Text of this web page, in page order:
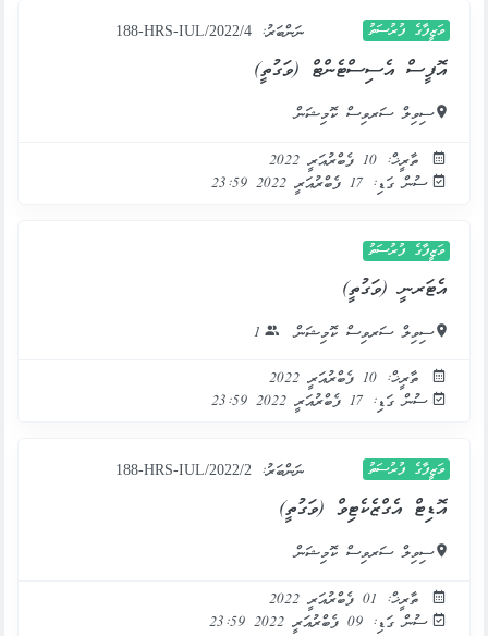
ވަޒީފާގެ ފުރުސަތު ނަންބަރު: 188-HRS-IUL/2022/4
އޮފީސް އެސިސްޓެންޓް (ވަގުތީ)
ސިވިލް ސަރވިސް ކޮމިޝަން
ތާރީޚް: 10 ފެބްރުއަރީ 2022
ސުން ގަޑި: 17 ފެބްރުއަރީ 2022 23:59
ވަޒީފާގެ ފުރުސަތު
އެޓަރނީ (ވަގުތީ)
ސިވިލް ސަރވިސް ކޮމިޝަން 1
ތާރީޚް: 10 ފެބްރުއަރީ 2022
ސުން ގަޑި: 17 ފެބްރުއަރީ 2022 23:59
ވަޒީފާގެ ފުރުސަތު ނަންބަރު: 188-HRS-IUL/2022/2
އޮޑިޓް އެގްޒެކެޓިވް (ވަގުތީ)
ސިވިލް ސަރވިސް ކޮމިޝަން
ތާރީޚް: 01 ފެބްރުއަރީ 2022
ސުން ގަޑި: 09 ފެބްރުއަރީ 2022 23:59